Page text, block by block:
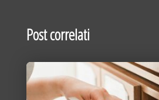
Post correlati